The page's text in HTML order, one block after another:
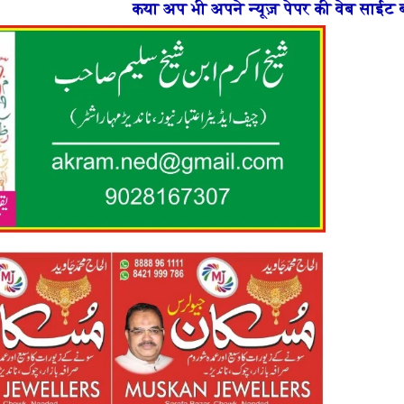
अप भी अपने न्यूज़ पेपर की वेब साईट बनाना चाहते है या फिर